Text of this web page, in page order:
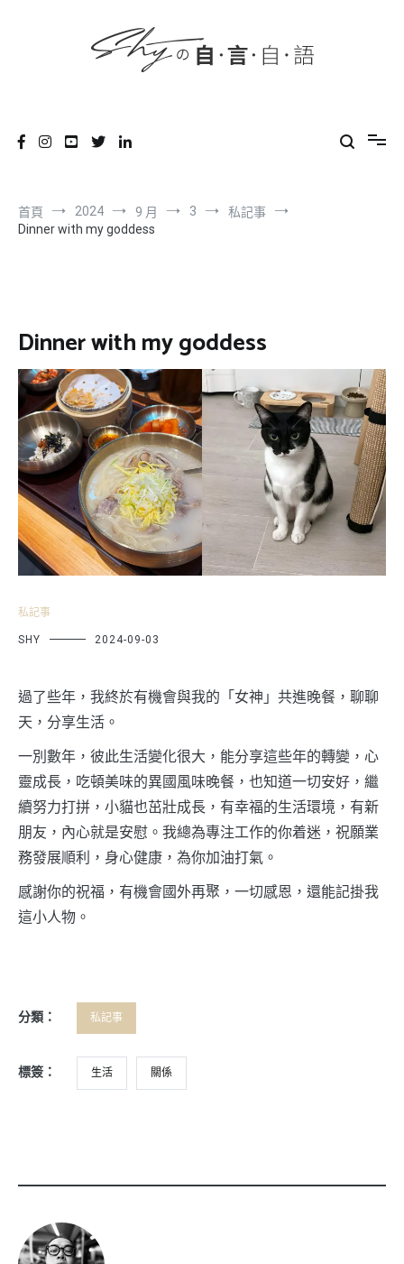
首頁 2024 9 月 3
私記事
Dinner with my goddess
Dinner with my goddess
私記事
SHY 2024-09-03
過了些年，我終於有機會與我的「女神」共進晚餐，聊聊
天，分享生活。
一別數年，彼此生活變化很大，能分享這些年的轉變，心
靈成長，吃頓美味的異國風味晚餐，也知道一切安好，繼
續努力打拼，小貓也茁壯成長，有幸福的生活環境，有新
朋友，內心就是安慰。我總為專注工作的你着迷，祝願業
務發展順利，身心健康，為你加油打氣。
感謝你的祝福，有機會國外再聚，一切感恩，還能記掛我
這小人物。
分類： 私記事
標簽： 生活 關係